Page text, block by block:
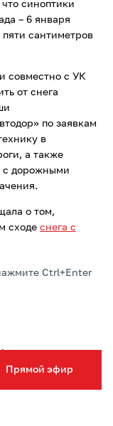
Прямой эфир
синоптики
– 6 января
сантиметров
совместно с УК
от снега
по заявкам
в
а также
с дорожными
о том,
сходе снега с
Ctrl+Enter